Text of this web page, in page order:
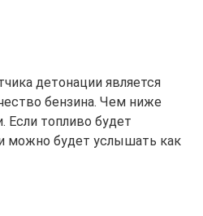
детонации является
бензина. Чем ниже
Если топливо будет
можно будет услышать как